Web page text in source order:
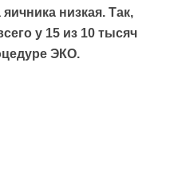
низкая. Так,
у 15 из 10 тысяч
ЭКО.